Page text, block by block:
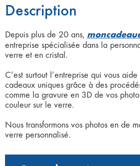
Description
Depuis plus de 20 ans,
entreprise spécialisée dans la
verre et en cristal.
C’est surtout l’entreprise qui vous
cadeaux uniques grâce à des
comme la gravure en 3D de vos
couleur sur le verre.
Nous transformons vos photos en de
verre personnalisé.